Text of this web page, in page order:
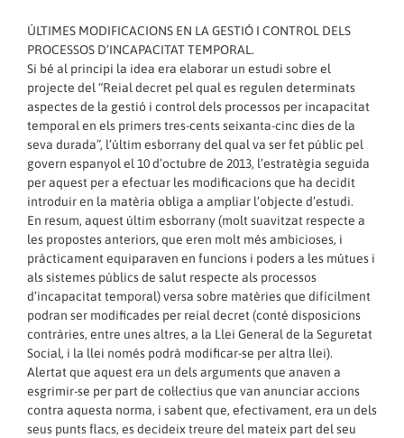
ÚLTIMES MODIFICACIONS EN LA GESTIÓ I CONTROL DELS
PROCESSOS D’INCAPACITAT TEMPORAL.
Si bé al principi la idea era elaborar un estudi sobre el
projecte del “Reial decret pel qual es regulen determinats
aspectes de la gestió i control dels processos per incapacitat
temporal en els primers tres-cents seixanta-cinc dies de la
seva durada”, l’últim esborrany del qual va ser fet públic pel
govern espanyol el 10 d’octubre de 2013, l’estratègia seguida
per aquest per a efectuar les modificacions que ha decidit
introduir en la matèria obliga a ampliar l’objecte d’estudi.
En resum, aquest últim esborrany (molt suavitzat respecte a
les propostes anteriors, que eren molt més ambicioses, i
pràcticament equiparaven en funcions i poders a les mútues i
als sistemes públics de salut respecte als processos
d’incapacitat temporal) versa sobre matèries que difícilment
podran ser modificades per reial decret (conté disposicions
contràries, entre unes altres, a la Llei General de la Seguretat
Social, i la llei només podrà modificar-se per altra llei).
Alertat que aquest era un dels arguments que anaven a
esgrimir-se per part de col·lectius que van anunciar accions
contra aquesta norma, i sabent que, efectivament, era un dels
seus punts flacs, es decideix treure del mateix part del seu